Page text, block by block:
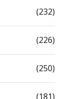
(232)
(226)
(250)
(181)